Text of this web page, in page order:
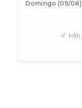
Domingo (09/08)
Mín.